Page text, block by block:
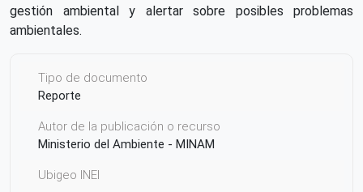
gestión ambiental y alertar sobre posibles problemas
ambientales.
Tipo de documento
Reporte
Autor de la publicación o recurso
Ministerio del Ambiente - MINAM
Ubigeo INEI